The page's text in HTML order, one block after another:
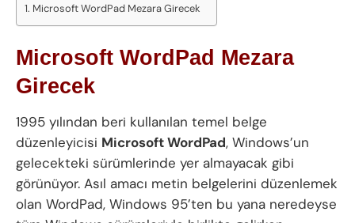
Microsoft WordPad Mezara Girecek
Microsoft WordPad Mezara
Girecek
1995 yılından beri kullanılan temel belge
düzenleyicisi Microsoft WordPad, Windows’un
gelecekteki sürümlerinde yer almayacak gibi
görünüyor. Asıl amacı metin belgelerini düzenlemek
olan WordPad, Windows 95’ten bu yana neredeyse